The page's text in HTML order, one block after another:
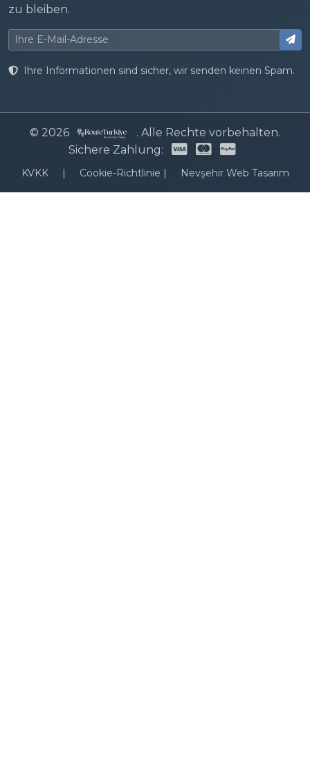
zu bleiben.
Ihre Informationen sind sicher, wir senden keinen Spam.
© 2026
. Alle Rechte vorbehalten.
Sichere Zahlung:
KVKK | Cookie-Richtlinie | Nevşehir Web Tasarım